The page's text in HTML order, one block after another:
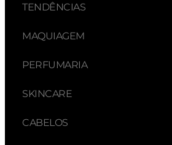
TENDÊNCIAS
MAQUIAGEM
PERFUMARIA
SKINCARE
CABELOS